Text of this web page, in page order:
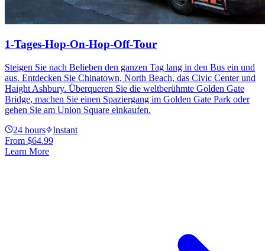
1-Tages-Hop-On-Hop-Off-Tour
Steigen Sie nach Belieben den ganzen Tag lang in den Bus ein und
aus. Entdecken Sie Chinatown, North Beach, das Civic Center und
Haight Ashbury. Überqueren Sie die weltberühmte Golden Gate
Bridge, machen Sie einen Spaziergang im Golden Gate Park oder
gehen Sie am Union Square einkaufen.
24 hours
Instant
From $64.99
Learn More